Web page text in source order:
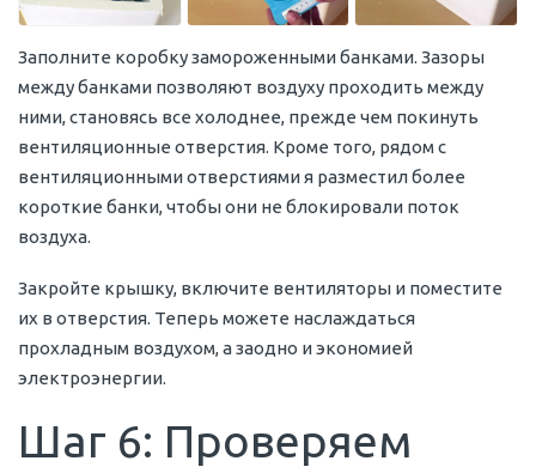
Заполните коробку замороженными банками. Зазоры
между банками позволяют воздуху проходить между
ними, становясь все холоднее, прежде чем покинуть
вентиляционные отверстия. Кроме того, рядом с
вентиляционными отверстиями я разместил более
короткие банки, чтобы они не блокировали поток
воздуха.
Закройте крышку, включите вентиляторы и поместите
их в отверстия. Теперь можете наслаждаться
прохладным воздухом, а заодно и экономией
электроэнергии.
Шаг 6: Проверяем